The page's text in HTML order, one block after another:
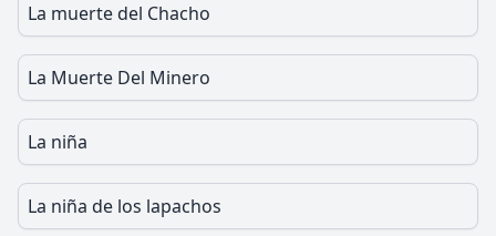
La muerte del Chacho
La Muerte Del Minero
La niña
La niña de los lapachos